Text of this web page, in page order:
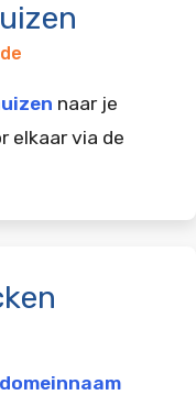
naar je
elkaar via de
domeinnaam